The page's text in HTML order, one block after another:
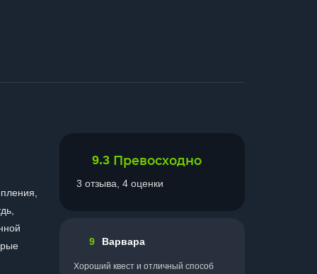
9.3 Превосходно
3 отзыва, 4 оценки
9 Варвара
Хороший квест и отличный способ